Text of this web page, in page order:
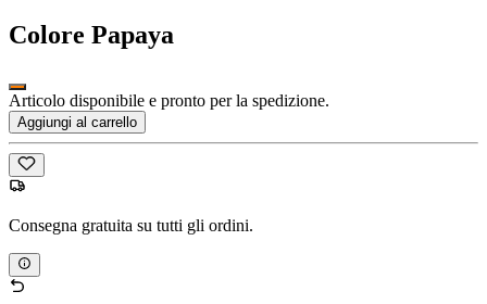
Colore Papaya
Articolo disponibile e pronto per la spedizione.
Aggiungi al carrello
Consegna gratuita su tutti gli ordini.